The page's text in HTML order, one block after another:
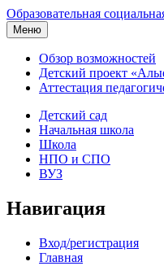
Образовательная
Меню
Обзор возможностей
Детский проект
Аттестация
Детский сад
Начальная школа
Школа
НПО и СПО
ВУЗ
Навигация
Вход/регистрация
Главная